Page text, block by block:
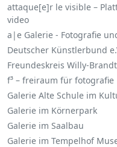
attaque[e]r le visible –
video
a|e Galerie - Fotografie
Deutscher Künstlerbund
Freundeskreis Willy-
f³ – freiraum für fotografie
Galerie Alte Schule im
Galerie im Körnerpark
Galerie im Saalbau
Galerie im Tempelhof